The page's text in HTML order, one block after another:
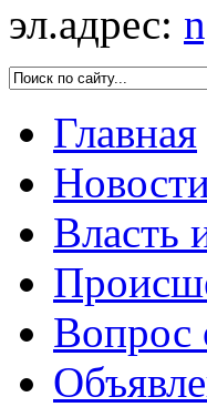
эл.адрес:
Главная
Власть
Вопрос